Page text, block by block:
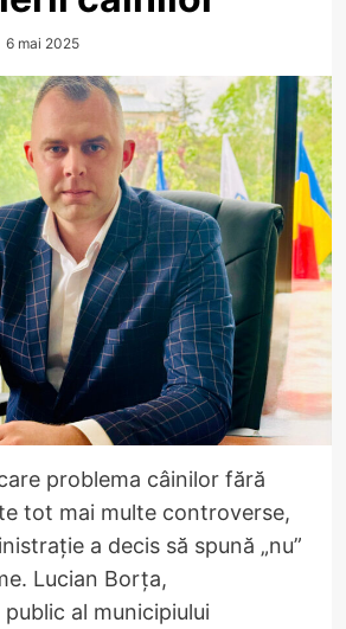
6 mai 2025
problema câinilor fără
tot mai multe controverse,
a decis să spună „nu”
Lucian Borța,
al municipiului